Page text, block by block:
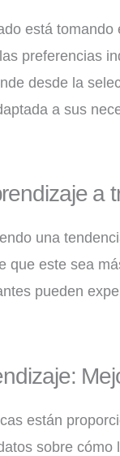
está
preferencias
desde la
a sus
a
una
que este sea
pueden
están
sobre